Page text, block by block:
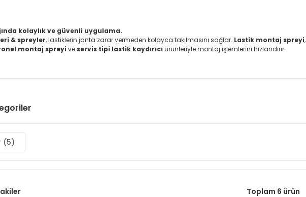
kolaylık ve güvenli uygulama.
& spreyler, lastiklerin janta zarar vermeden kolayca takılmasını sağlar. Lastik montaj spreyi,
montaj spreyi ve servis tipi lastik kaydırıcı ürünleriyle montaj işlemlerini hızlandırır.
(5)
Toplam 6 ürün